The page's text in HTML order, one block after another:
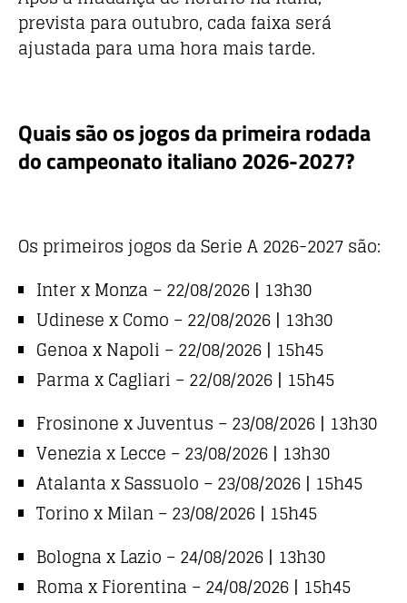
prevista para outubro, cada faixa será
ajustada para uma hora mais tarde.
Quais são os jogos da primeira rodada
do campeonato italiano 2026-2027?
Os primeiros jogos da Serie A 2026-2027 são:
Inter x Monza – 22/08/2026 | 13h30
Udinese x Como – 22/08/2026 | 13h30
Genoa x Napoli – 22/08/2026 | 15h45
Parma x Cagliari – 22/08/2026 | 15h45
Frosinone x Juventus – 23/08/2026 | 13h30
Venezia x Lecce – 23/08/2026 | 13h30
Atalanta x Sassuolo – 23/08/2026 | 15h45
Torino x Milan – 23/08/2026 | 15h45
Bologna x Lazio – 24/08/2026 | 13h30
Roma x Fiorentina – 24/08/2026 | 15h45